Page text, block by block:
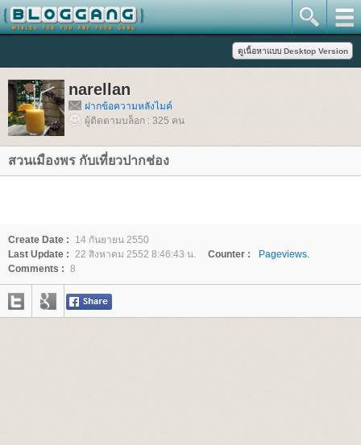
narellan
ฝากข้อความหลังไมค์
ผู้ติดตามบล็อก : 325 คน
สวนเมืองพร กับเที่ยวปากช่อง
Create Date :
14 กันยายน 2550
Last Update : 22 สิงหาคม 2552 8:46:43 น. Counter :
Pageviews.
Comments : 8